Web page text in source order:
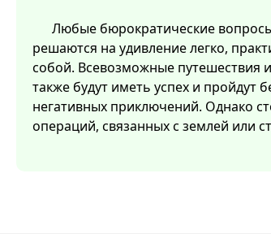
Любые бюрократические
решаются на удивление легко,
собой. Всевозможные путешествия
также будут иметь успех и пройдут
негативных приключений. Однако
операций, связанных с землей или